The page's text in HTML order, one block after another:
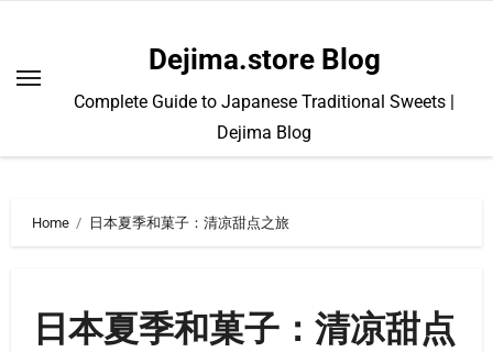
content
Dejima.store Blog
Complete Guide to Japanese Traditional Sweets |
Dejima Blog
Home 日本夏季和菓子：清凉甜点之旅
日本夏季和菓子：清凉甜点